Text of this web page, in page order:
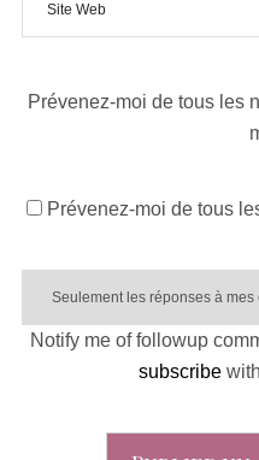
Prévenez-moi de tous les
Prévenez-moi de tous
Notify me of followup
subscribe